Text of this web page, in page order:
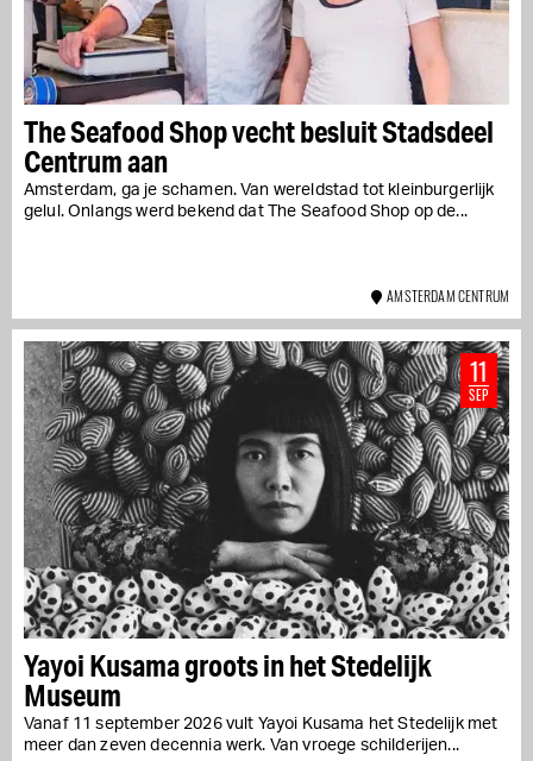
The Seafood Shop vecht besluit Stadsdeel
Centrum aan
Amsterdam, ga je schamen. Van wereldstad tot kleinburgerlijk
gelul. Onlangs werd bekend dat The Seafood Shop op de...
AMSTERDAM CENTRUM
Yayoi Kusama groots in het Stedelijk
Museum
Vanaf 11 september 2026 vult Yayoi Kusama het Stedelijk met
meer dan zeven decennia werk. Van vroege schilderijen...
11
SEP